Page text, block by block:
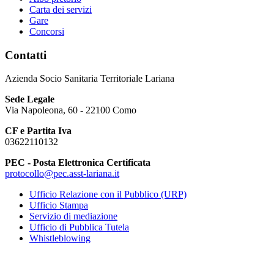
Carta dei servizi
Gare
Concorsi
Contatti
Azienda Socio Sanitaria Territoriale Lariana
Sede Legale
Via Napoleona, 60 - 22100 Como
CF e Partita Iva
03622110132
PEC - Posta Elettronica Certificata
protocollo@pec.asst-lariana.it
Ufficio Relazione con il Pubblico (URP)
Ufficio Stampa
Servizio di mediazione
Ufficio di Pubblica Tutela
Whistleblowing